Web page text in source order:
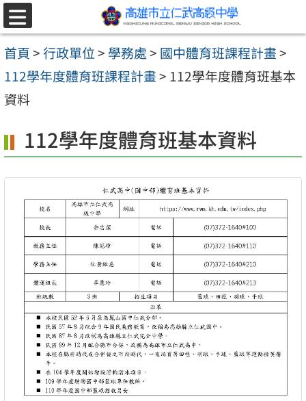
跳至主要內容區
選
單
首頁>行政單位> 學務處> 國中體育班課程計畫>
112學年度體育班課程計畫> 112學年度體育班基本
資料
112學年度體育班基本資料